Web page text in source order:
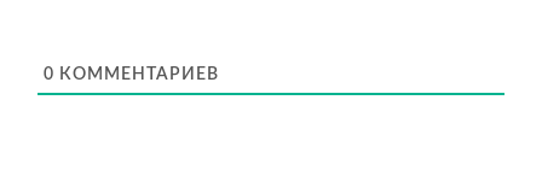
0 КОММЕНТАРИЕВ